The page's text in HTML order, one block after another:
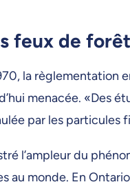
feux de
la
menacée. «Des
par les particules
l’ampleur du
au monde. En